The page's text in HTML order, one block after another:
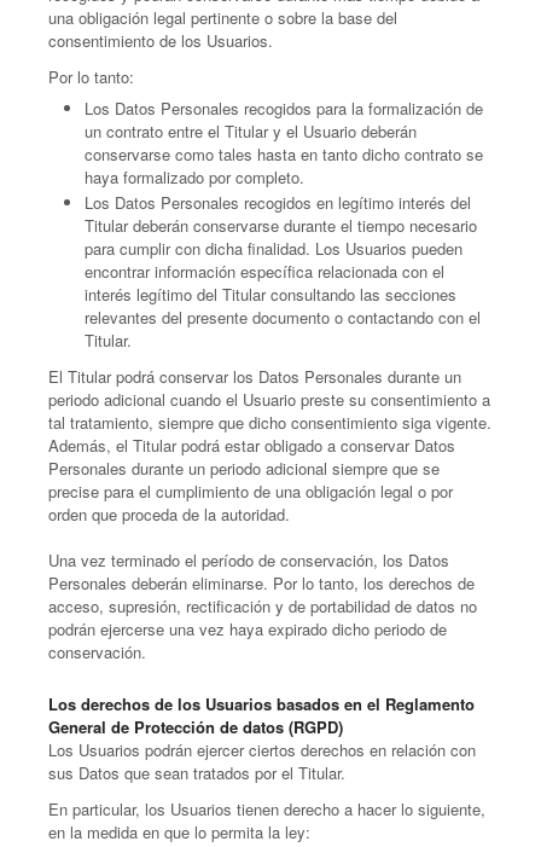
una obligación legal pertinente o sobre la base del
consentimiento de los Usuarios.
Por lo tanto:
Los Datos Personales recogidos para la formalización de
un contrato entre el Titular y el Usuario deberán
conservarse como tales hasta en tanto dicho contrato se
haya formalizado por completo.
Los Datos Personales recogidos en legítimo interés del
Titular deberán conservarse durante el tiempo necesario
para cumplir con dicha finalidad. Los Usuarios pueden
encontrar información específica relacionada con el
interés legítimo del Titular consultando las secciones
relevantes del presente documento o contactando con el
Titular.
El Titular podrá conservar los Datos Personales durante un
periodo adicional cuando el Usuario preste su consentimiento a
tal tratamiento, siempre que dicho consentimiento siga vigente.
Además, el Titular podrá estar obligado a conservar Datos
Personales durante un periodo adicional siempre que se
precise para el cumplimiento de una obligación legal o por
orden que proceda de la autoridad.
Una vez terminado el período de conservación, los Datos
Personales deberán eliminarse. Por lo tanto, los derechos de
acceso, supresión, rectificación y de portabilidad de datos no
podrán ejercerse una vez haya expirado dicho periodo de
conservación.
Los derechos de los Usuarios basados en el Reglamento
General de Protección de datos (RGPD)
Los Usuarios podrán ejercer ciertos derechos en relación con
sus Datos que sean tratados por el Titular.
En particular, los Usuarios tienen derecho a hacer lo siguiente,
en la medida en que lo permita la ley: